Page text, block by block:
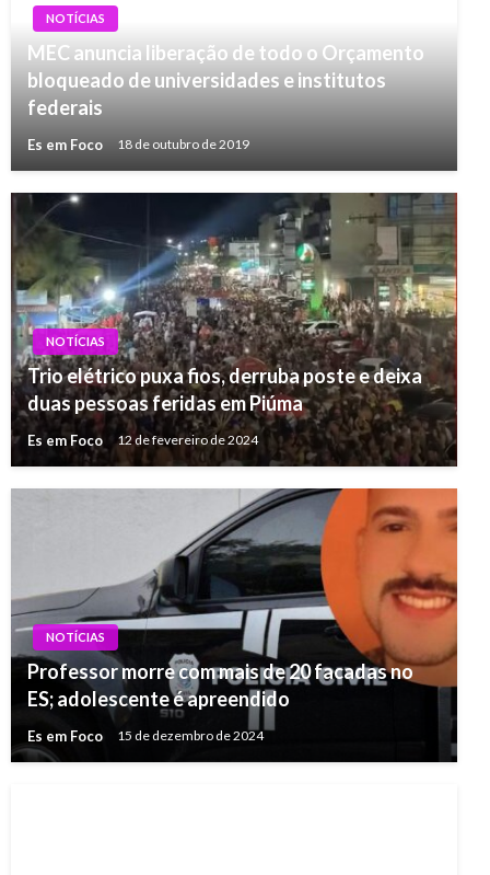
NOTÍCIAS
MEC anuncia liberação de todo o Orçamento
bloqueado de universidades e institutos
federais
Es em Foco 18 de outubro de 2019
NOTÍCIAS
Trio elétrico puxa fios, derruba poste e deixa
duas pessoas feridas em Piúma
Es em Foco 12 de fevereiro de 2024
NOTÍCIAS
Professor morre com mais de 20 facadas no
ES; adolescente é apreendido
Es em Foco 15 de dezembro de 2024